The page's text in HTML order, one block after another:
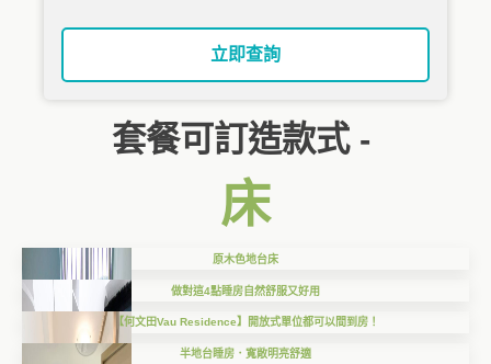
立即查詢
套餐可訂造款式 -
床
原木色地台床
做對這4點睡房自然舒服又好用
【何文田Vau Residence】開放式單位都可以間到房！
半地台睡房．寬敞明亮舒適